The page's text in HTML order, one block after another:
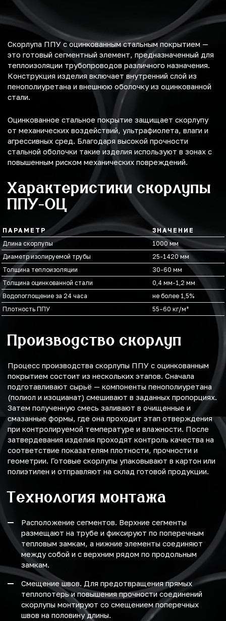
Скорлупа ППУ с оцинкованным стальным покрытием —
это готовый сегментный элемент, предназначенный для
теплоизоляции трубопроводов различного назначения.
Конструкция изделия включает внутренний слой из
пенополиуретана и внешнюю оболочку из оцинкованной
стали.
Оцинкованное стальное покрытие защищает скорлупу
от механических воздействий, ультрафиолета, влаги и
агрессивных сред. Благодаря высокой прочности
стальной оболочки такие изделия используют в зонах с
повышенным риском механических повреждений.
Характеристики скорлупы
ППУ-ОЦ
ПАРАМЕТР
ЗНАЧЕНИЕ
Длина скорлупы
1000 мм
Диаметр изолируемой трубы
25-1420 мм
Толщина теплоизоляции
30-60 мм
Толщина оцинкованной стали
0,4 мм-1,2 мм
Водопоглощение за 24 часа
не более 1,5%
Плотность ППУ
55–60 кг/м³
Производство скорлуп
Процесс производства скорлупы ППУ с оцинкованным
покрытием состоит из нескольких этапов. Сначала
подготавливают сырьё — компоненты пенополиуретана
(полиол и изоцианат) смешивают в заданных пропорциях.
Затем полученную смесь заливают в очищенные и
смазанные формы, где она проходит этап отверждения
при контролируемой температуре и влажности. После
затвердевания изделия проходят контроль качества на
соответствие показателям плотности, прочности и
геометрии. Готовые скорлупы упаковывают в картон или
полиэтилен и отправляют на склад готовой продукции.
Технология монтажа
Расположение сегментов. Верхние сегменты
размещают на трубе и фиксируют по поперечным
тепловым замкам, а нижние элементы соединяют
между собой и с верхним рядом по продольным
замкам.
Смещение швов. Для предотвращения прямых
теплопотерь и повышения прочности соединений
скорлупы монтируют со смещением поперечных
швов на половину длины.